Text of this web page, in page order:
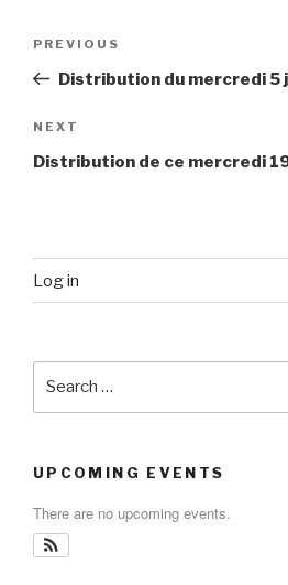
Previous
Post
PREVIOUS
Distribution du mercredi 5
Next
Post
NEXT
Distribution de ce mercredi
Log in
UPCOMING EVENTS
There are no upcoming events.